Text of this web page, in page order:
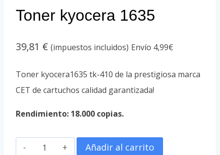
Toner kyocera 1635
39,81 € (impuestos incluidos) Envío 4,99€
Toner kyocera1635 tk-410 de la prestigiosa marca
CET de cartuchos calidad garantizada!
Rendimiento: 18.000 copias.
Toner
Añadir al carrito